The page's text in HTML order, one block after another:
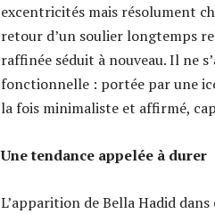
excentricités mais résolument
retour d’un soulier longtemps
raffinée séduit à nouveau. Il ne
fonctionnelle : portée par une
la fois minimaliste et affirmé,
Une tendance appelée à durer
L’apparition de Bella Hadid